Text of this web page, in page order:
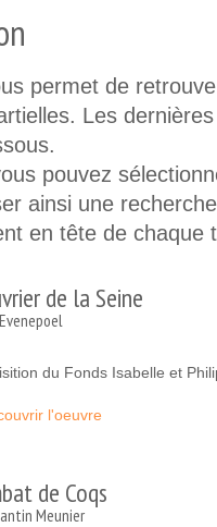
permet de
Les
pouvez
ainsi une
en tête de chaque
de la Seine
du Fonds Isabelle et
l'oeuvre
de Coqs
Meunier